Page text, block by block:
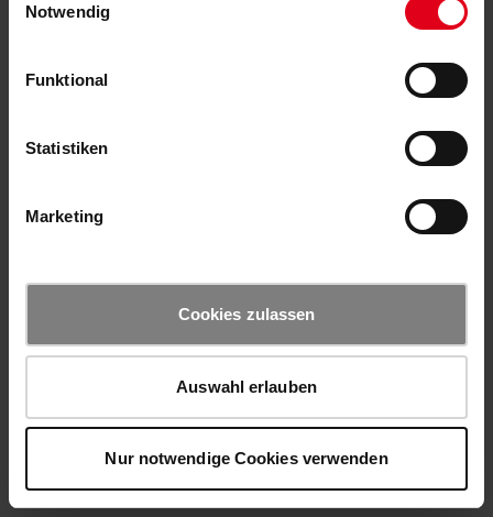
Notwendig
Funktional
Statistiken
Marketing
Cookies zulassen
Auswahl erlauben
Nur notwendige Cookies verwenden